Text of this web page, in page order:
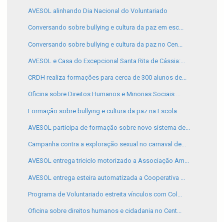
AVESOL alinhando Dia Nacional do Voluntariado
Conversando sobre bullying e cultura da paz em esc...
Conversando sobre bullying e cultura da paz no Cen...
AVESOL e Casa do Excepcional Santa Rita de Cássia:...
CRDH realiza formações para cerca de 300 alunos de...
Oficina sobre Direitos Humanos e Minorias Sociais ...
Formação sobre bullying e cultura da paz na Escola...
AVESOL participa de formação sobre novo sistema de...
Campanha contra a exploração sexual no carnaval de...
AVESOL entrega triciclo motorizado a Associação Am...
AVESOL entrega esteira automatizada a Cooperativa ...
Programa de Voluntariado estreita vínculos com Col...
Oficina sobre direitos humanos e cidadania no Cent...